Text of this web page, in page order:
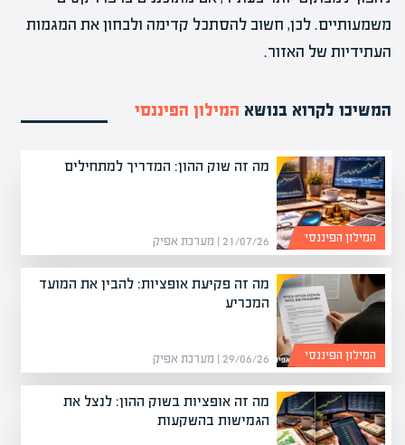
משמעותיים. לכן, חשוב להסתכל קדימה ולבחון את המגמות
העתידיות של האזור.
המשיכו לקרוא בנושא המילון הפיננסי
מה זה שוק ההון: המדריך למתחילים
21/07/26 | מערכת אפיק המילון הפיננסי
מה זה פקיעת אופציות: להבין את המועד
המכריע
29/06/26 | מערכת אפיק המילון הפיננסי
מה זה אופציות בשוק ההון: לנצל את
הגמישות בהשקעות